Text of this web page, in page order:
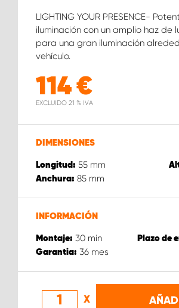
LIGHTING YOUR PRESENCE-
iluminación con un amplio haz de
para una gran iluminación
vehículo.
114€
EXCLUIDO 21 % IVA
DIMENSIONES
Longitud: 55 mm
Anchura: 85 mm
INFORMACIÓN
Montaje: 30 min Plazo de
Garantia: 36 mes
X